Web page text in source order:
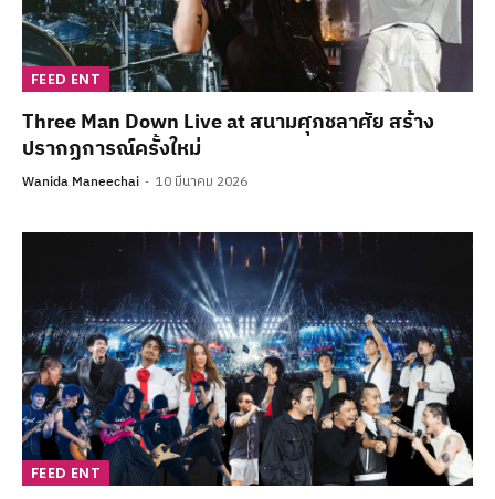
FEED ENT
Three Man Down Live at สนามศุภชลาศัย สร้าง
ปรากฏการณ์ครั้งใหม่
Wanida Maneechai 10 มีนาคม 2026
FEED ENT